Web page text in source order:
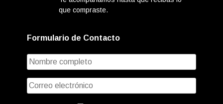
que compraste.
Formulario de Contacto